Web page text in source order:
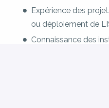
Expérience des
ou déploiement de
Connaissance des